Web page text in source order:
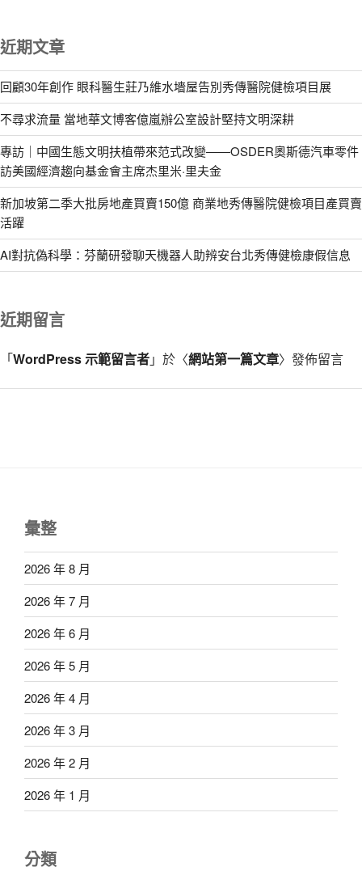
近期文章
回顧30年創作 眼科醫生莊乃維水墻屋告別秀傳醫院健檢項目展
不尋求流量 當地華文博客億嵐辦公室設計堅持文明深耕
專訪｜中國生態文明扶植帶來范式改變——OSDER奧斯德汽車零件
訪美國經濟趨向基金會主席杰里米·里夫金
新加坡第二季大批房地產買賣150億 商業地秀傳醫院健檢項目產買賣
活躍
AI對抗偽科學：芬蘭研發聊天機器人助辨安台北秀傳健檢康假信息
近期留言
「WordPress 示範留言者」於〈網站第一篇文章〉發佈留言
彙整
2026 年 8 月
2026 年 7 月
2026 年 6 月
2026 年 5 月
2026 年 4 月
2026 年 3 月
2026 年 2 月
2026 年 1 月
分類